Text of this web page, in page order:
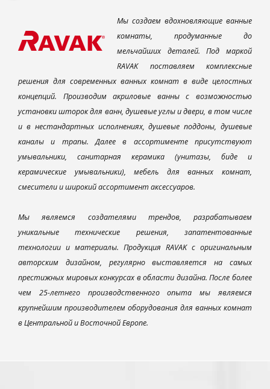
Мы создаем вдохновляющие ванные
комнаты, продуманные до
мельчайших деталей. Под маркой
RAVAK поставляем комплексные
решения для современных ванных комнат в виде целостных
концепций. Производим акриловые ванны с возможностью
установки шторок для ванн, душевые углы и двери, в том числе
и в нестандартных исполнениях, душевые поддоны, душевые
каналы и трапы. Далее в ассортименте присутствуют
умывальники, санитарная керамика (унитазы, биде и
керамические умывальники), мебель для ванных комнат,
смесители и широкий ассортимент аксессуаров.
Мы являемся создателями трендов, разрабатываем
уникальные технические решения, запатентованные
технологии и материалы. Продукция RAVAK с оригинальным
авторским дизайном, регулярно выставляется на самых
престижных мировых конкурсах в области дизайна. После более
чем 25-летнего производственного опыта мы являемся
крупнейшим производителем оборудования для ванных комнат
в Центральной и Восточной Европе.